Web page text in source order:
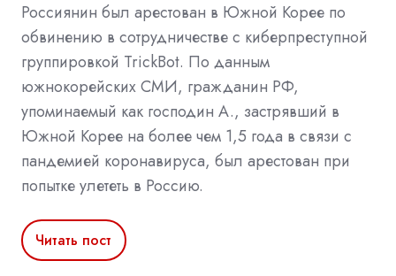
Россиянин был арестован в Южной Корее по
обвинению в сотрудничестве с киберпреступной
группировкой TrickBot. По данным
южнокорейских СМИ, гражданин РФ,
упоминаемый как господин А., застрявший в
Южной Корее на более чем 1,5 года в связи с
пандемией коронавируса, был арестован при
попытке улететь в Россию.
Читать пост